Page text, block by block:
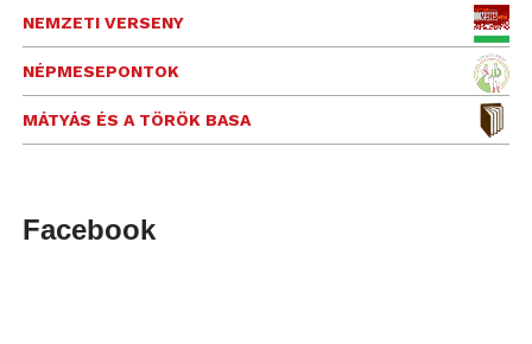
NEMZETI VERSENY
NÉPMESEPONTOK
MÁTYÁS ÉS A TÖRÖK BASA
Facebook